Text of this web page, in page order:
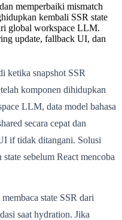
memperbaiki mismatch
kembali SSR state
global workspace LLM.
update, fallback UI, dan
ketika snapshot SSR
komponen dihidupkan
LLM, data model bahasa
secara cepat dan
if tidak ditangani. Solusi
sebelum React mencoba
state SSR dari
saat hydration. Jika